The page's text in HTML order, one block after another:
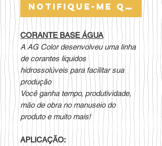
Notifique-me
CORANTE BASE ÁGUA
A AG Color desenvolveu uma linha
de corantes líquidos
hidrossolúveis para facilitar sua
produção
Você ganha tempo, produtividade,
mão de obra no manuseio do
produto e muito mais!
APLICAÇÃO: